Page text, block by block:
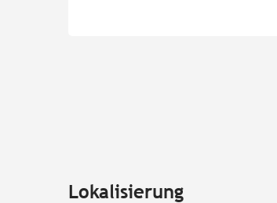
Lokalisierung